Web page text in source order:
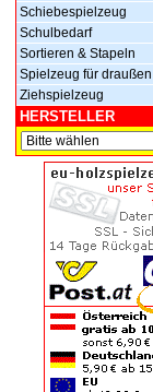
Schiebespielzeug
Schulbedarf
Sortieren & Stapeln
Spielzeug für draußen
Ziehspielzeug
HERSTELLER